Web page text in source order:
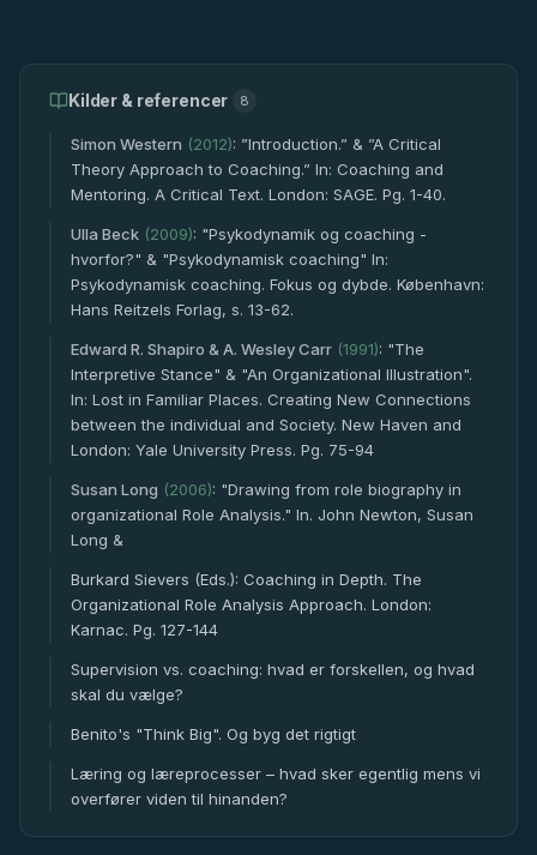
Kilder & referencer 8
Simon Western (2012): ”Introduction.” & ”A Critical
Theory Approach to Coaching.” In: Coaching and
Mentoring. A Critical Text. London: SAGE. Pg. 1-40.
Ulla Beck (2009): "Psykodynamik og coaching -
hvorfor?" & "Psykodynamisk coaching" In:
Psykodynamisk coaching. Fokus og dybde. København:
Hans Reitzels Forlag, s. 13-62.
Edward R. Shapiro & A. Wesley Carr (1991): "The
Interpretive Stance" & "An Organizational Illustration".
In: Lost in Familiar Places. Creating New Connections
between the individual and Society. New Haven and
London: Yale University Press. Pg. 75-94
Susan Long (2006): "Drawing from role biography in
organizational Role Analysis." In. John Newton, Susan
Long &
Burkard Sievers (Eds.): Coaching in Depth. The
Organizational Role Analysis Approach. London:
Karnac. Pg. 127-144
Supervision vs. coaching: hvad er forskellen, og hvad
skal du vælge?
Benito's "Think Big". Og byg det rigtigt
Læring og læreprocesser – hvad sker egentlig mens vi
overfører viden til hinanden?